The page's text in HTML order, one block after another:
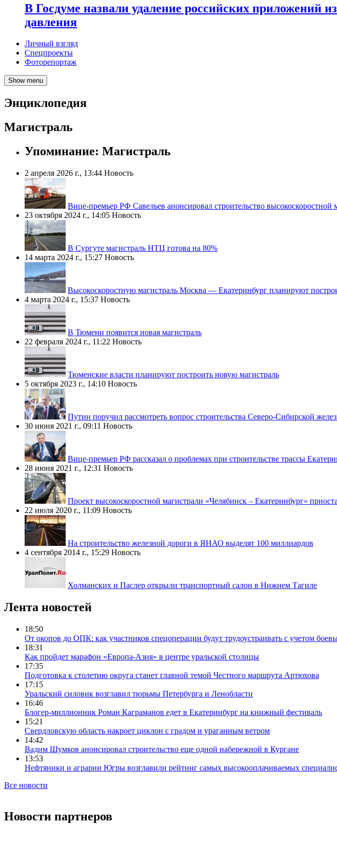
В Госдуме назвали удаление российских приложений
давления
Личный взгляд
Спецпроекты
Фоторепортаж
Show menu
Энциклопедия
Магистраль
Упоминание: Магистраль
2 апреля 2026 г., 13:44 Новость
Вице-премьер РФ Савельев анонсировал строительство высокоскоростной
23 октября 2024 г., 14:05 Новость
В Сургуте магистраль НТЦ готова на 80%
14 марта 2024 г., 15:27 Новость
Высокоскоростную магистраль Москва — Екатеринбург планируют
4 марта 2024 г., 15:37 Новость
В Тюмени появится новая магистраль
22 февраля 2024 г., 11:22 Новость
Тюменские власти планируют построить новую магистраль
5 октября 2023 г., 14:10 Новость
Путин поручил рассмотреть вопрос строительства Северо-Сибирской
30 июня 2021 г., 09:11 Новость
Вице-премьер РФ рассказал о проблемах при строительстве трассы
28 июня 2021 г., 12:31 Новость
Проект высокоскоростной магистрали «Челябинск – Екатеринбург»
22 июля 2020 г., 11:09 Новость
На строительство железной дороги в ЯНАО выделят 100 миллиардов
4 сентября 2014 г., 15:29 Новость
Холманских и Паслер открыли транспортный салон в Нижнем Тагиле
Лента новостей
18:50
От окопов до ОПК: как участников спецоперации будут трудоустраивать с учетом
18:31
Как пройдет марафон «Европа-Азия» в центре уральской столицы
17:35
Подготовка к столетию округа станет главной темой Честного маршрута Артюхова
17:15
Уральский силовик возглавил тюрьмы Петербурга и Ленобласти
16:46
Блогер-миллионник Роман Каграманов едет в Екатеринбург на книжный фестиваль
15:21
Свердловскую область накроет циклон с градом и ураганным ветром
14:42
Вадим Шумков анонсировал строительство еще одной набережной в Кургане
13:53
Нефтяники и аграрии Югры возглавили рейтинг самых высокооплачиваемых
Все новости
Новости партнеров